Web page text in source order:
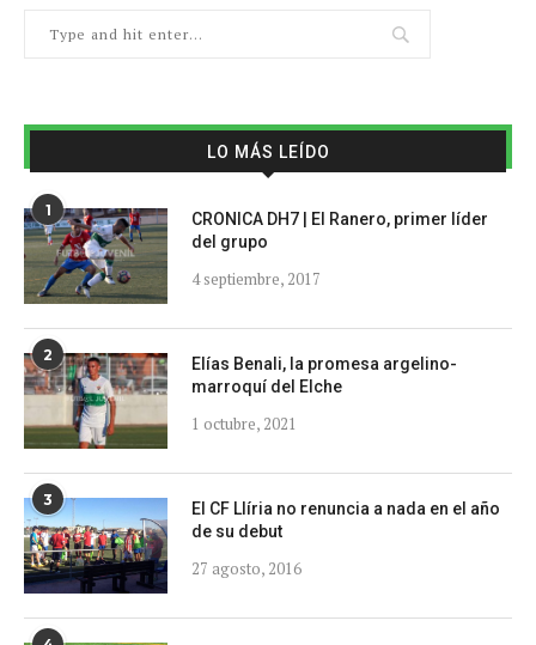
LO MÁS LEÍDO
1
CRONICA DH7 | El Ranero, primer líder
del grupo
4 septiembre, 2017
2
Elías Benali, la promesa argelino-
marroquí del Elche
1 octubre, 2021
3
El CF Llíria no renuncia a nada en el año
de su debut
27 agosto, 2016